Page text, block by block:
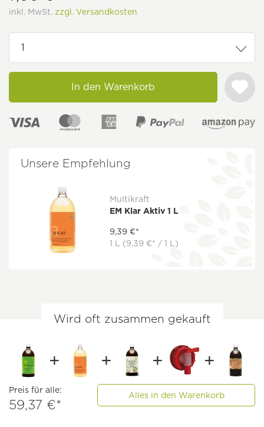
inkl. MwSt. zzgl. Versandkosten
In den Warenkorb
Unsere Empfehlung
Multikraft
EM Klar Aktiv 1 L
9,39 €*
1 L (9,39 €* / 1 L)
Wird oft zusammen gekauft
Preis für alle:
59,37 €*
Alles in den Warenkorb